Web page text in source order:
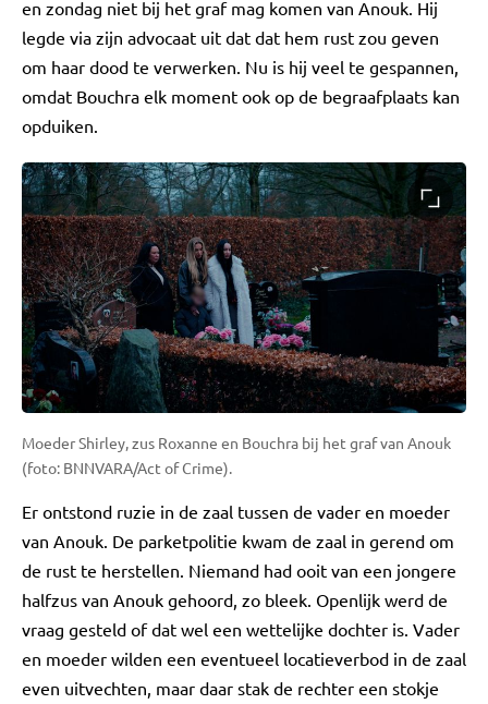
en zondag niet bij het graf mag komen van Anouk. Hij
legde via zijn advocaat uit dat dat hem rust zou geven
om haar dood te verwerken. Nu is hij veel te gespannen,
omdat Bouchra elk moment ook op de begraafplaats kan
opduiken.
Moeder Shirley, zus Roxanne en Bouchra bij het graf van Anouk
(foto: BNNVARA/Act of Crime).
Er ontstond ruzie in de zaal tussen de vader en moeder
van Anouk. De parketpolitie kwam de zaal in gerend om
de rust te herstellen. Niemand had ooit van een jongere
halfzus van Anouk gehoord, zo bleek. Openlijk werd de
vraag gesteld of dat wel een wettelijke dochter is. Vader
en moeder wilden een eventueel locatieverbod in de zaal
even uitvechten, maar daar stak de rechter een stokje